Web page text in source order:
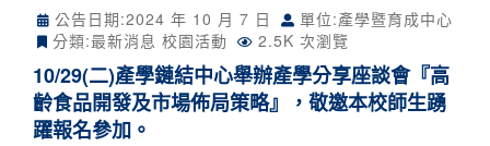
公告日期:2024 年 10 月 7 日
單位:產學暨育成中心
分類:最新消息 校園活動 2.5K 次瀏覽
10/29(二)產學鏈結中心舉辦產學分享座談會『高
齡食品開發及市場佈局策略』，敬邀本校師生踴
躍報名參加。